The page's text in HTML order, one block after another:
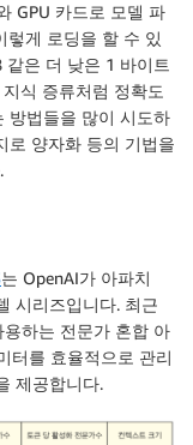
GPU 카드로 모델 파
렇게 로딩을 할 수 있
같은 더 낮은 1 바이트
식 증류처럼 정확도
방법들을 많이 시도하
로 양자화 등의 기법을
는 OpenAI가 아파치
시리즈입니다. 최근
하는 전문가 혼합 아
터를 효율적으로 관리
제공합니다.